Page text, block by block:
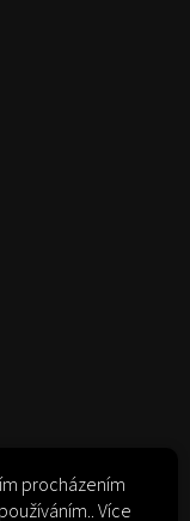
procházením
Více